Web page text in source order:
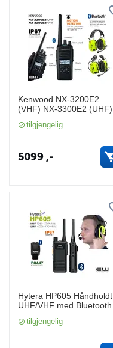
Kenwood NX-3200E2
(VHF) NX-3300E2 (UHF)
tilgjengelig
5099,-
Hytera HP605 Håndholdt
UHF/VHF med Bluetooth
tilgjengelig